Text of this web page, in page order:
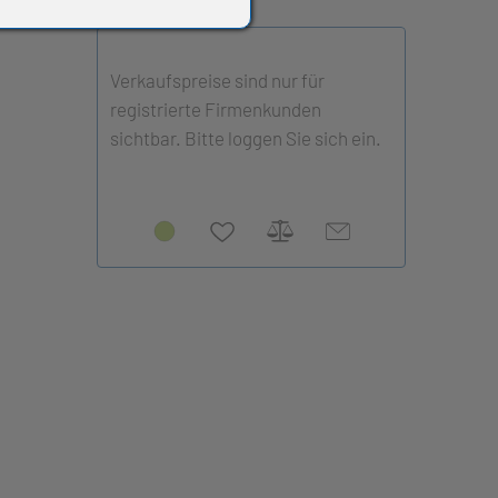
Verkaufspreise sind nur für
registrierte Firmenkunden
sichtbar. Bitte loggen Sie sich ein.